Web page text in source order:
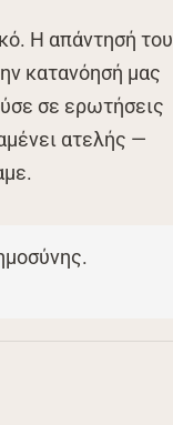
Η απάντησή του
κατανόησή μας
σε ερωτήσεις
ατελής —